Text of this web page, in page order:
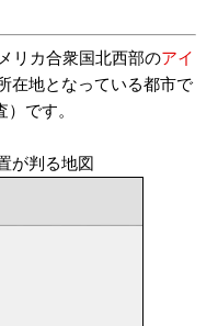
リカ合衆国北西部のアイ
在地となっている都市で
です。
が判る地図